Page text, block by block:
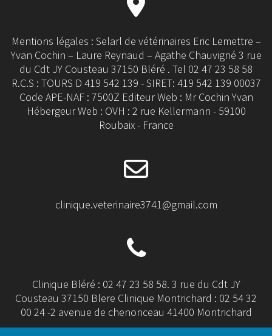
Mentions légales : Selarl de vétérinaires Eric Lemettre –
Yvan Cochin – Laure Reynaud – Agathe Chauvigné 3 rue
du Cdt JY Cousteau 37150 Bléré . Tel 02 47 23 58 58
R.C.S : TOURS D 419 542 139 - SIRET: 419 542 139 00037
Code APE-NAF : 7500Z Editeur Web : Mr Cochin Yvan
Hébergeur Web : OVH : 2 rue Kellermann - 59100
Roubaix - France
clinique.veterinaire3741@gmail.com
Clinique Bléré : 02 47 23 58 58. 3 rue du Cdt JY
Cousteau 37150 Blere Clinique Montrichard : 02 54 32
00 24 -2 avenue de chenonceau 41400 Montrichard